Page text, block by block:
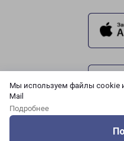
Мы используем файлы cookie
Mail
Подробнее